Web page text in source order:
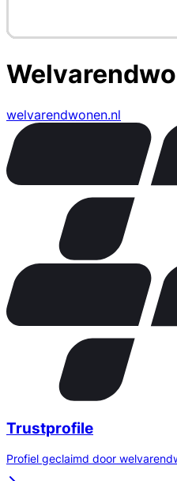
welvarendwonen.nl
Trustprofile
Profiel geclaimd door